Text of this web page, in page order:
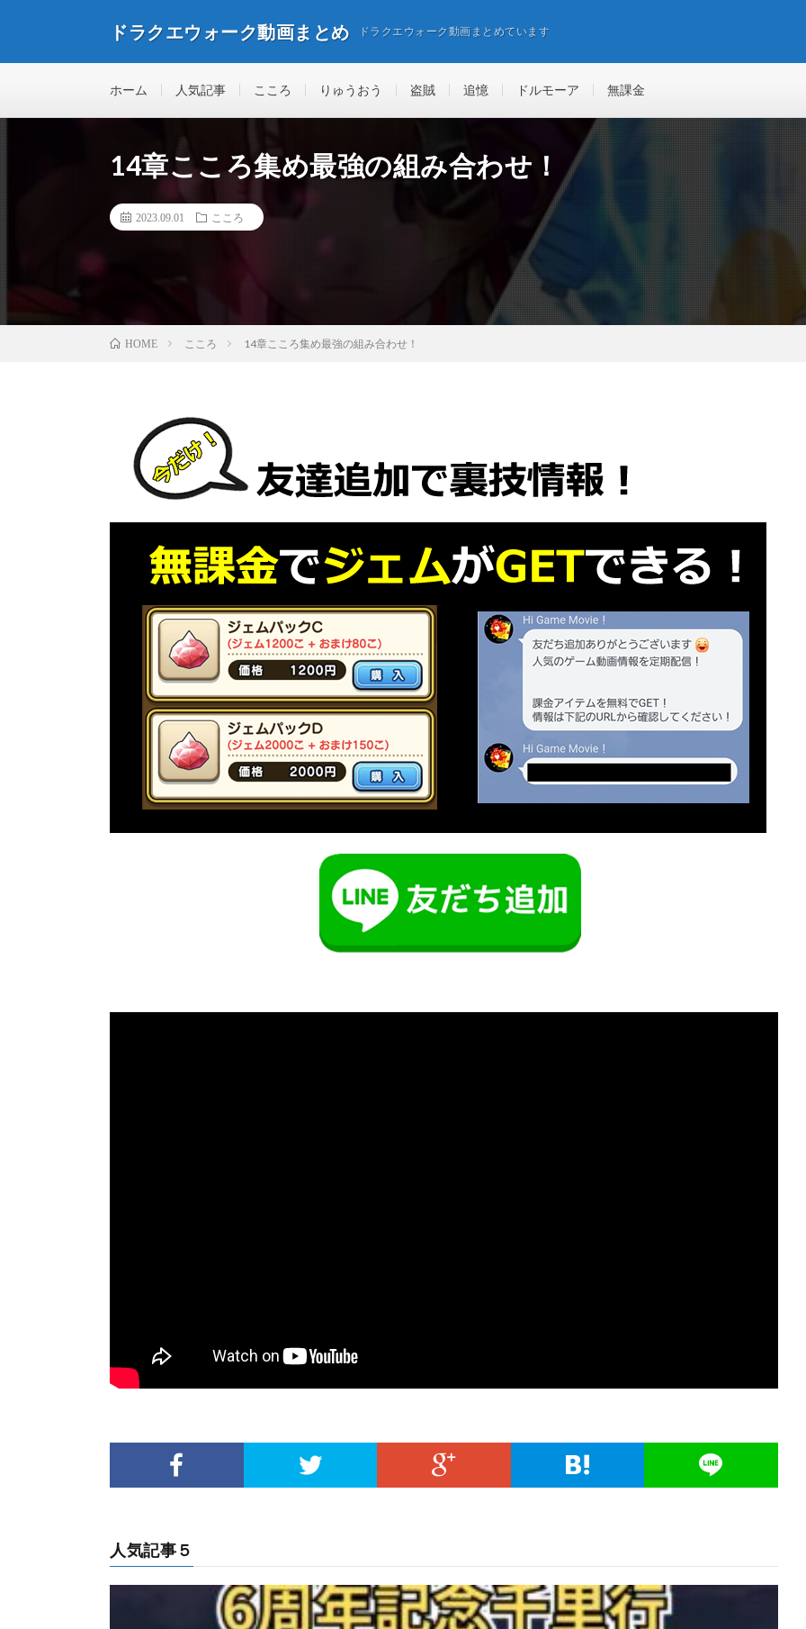
ドラクエウォーク動画まとめ ドラクエウォーク動画まとめています
ホーム 人気記事 こころ りゅうおう 盗賊 追憶 ドルモーア 無課金
14章こころ集め最強の組み合わせ！
2023.09.01 こころ
HOME こころ 14章こころ集め最強の組み合わせ！
人気記事５